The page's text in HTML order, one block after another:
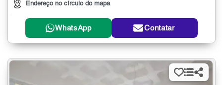
Endereço no círculo do mapa
WhatsApp Contatar